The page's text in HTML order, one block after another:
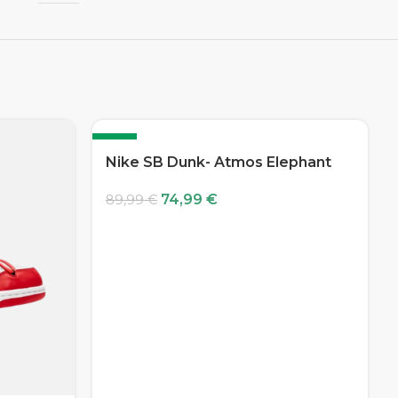
-17%
Nike SB Dunk- Atmos Elephant
89,99€ 74,99 €